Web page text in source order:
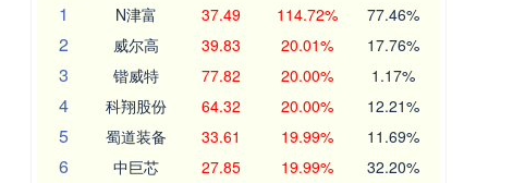
1
N津富 37.49 114.72% 77.46%
2 威尔高 39.83 20.01% 17.76%
3 锴威特 77.82 20.00% 1.17%
4 科翔股份 64.32 20.00% 12.21%
5 蜀道装备 33.61 19.99% 11.69%
6 中巨芯 27.85 19.99% 32.20%